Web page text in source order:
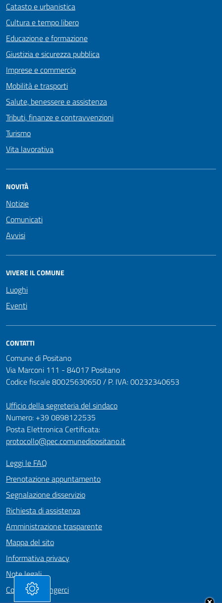
Catasto e urbanistica
Cultura e tempo libero
Educazione e formazione
Giustizia e sicurezza pubblica
Imprese e commercio
Mobilità e trasporti
Salute, benessere e assistenza
Tributi, finanze e contravvenzioni
Turismo
Vita lavorativa
NOVITÀ
Notizie
Comunicati
Avvisi
VIVERE IL COMUNE
Luoghi
Eventi
CONTATTI
Comune di Positano
Via Marconi 111 - 84017 Positano
Codice fiscale 80025630650 / P. IVA: 00232340653
Ufficio della segreteria del sindaco
Numero: +39 0898122535
Posta Elettronica Certificata:
protocollo@pec.comunedipositano.it
Leggi le FAQ
Prenotazione appuntamento
Segnalazione disservizio
Richiesta di assistenza
Amministrazione trasparente
Mappa del sito
Informativa privacy
Note legali
Come Raggiungerci